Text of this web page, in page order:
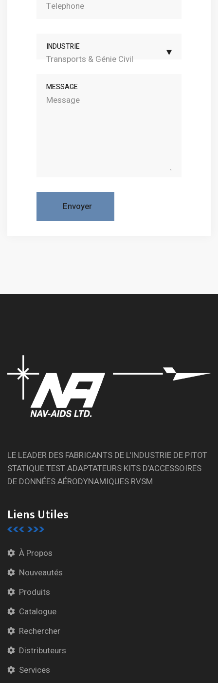
INDUSTRIE
Transports & Génie Civil
MESSAGE
Envoyer
LE LEADER DES FABRICANTS DE L'INDUSTRIE DE PITOT
STATIQUE TEST ADAPTATEURS KITS D'ACCESSOIRES
DE DONNÉES AÉRODYNAMIQUES RVSM
Liens Utiles
À Propos
Nouveautés
Produits
Catalogue
Rechercher
Distributeurs
Services